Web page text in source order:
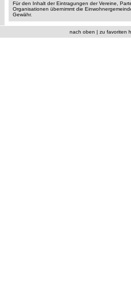
Für den Inhalt der Eintragungen der Vereine,
Organisationen übernimmt die
Gewähr.
nach oben | zu favoriten